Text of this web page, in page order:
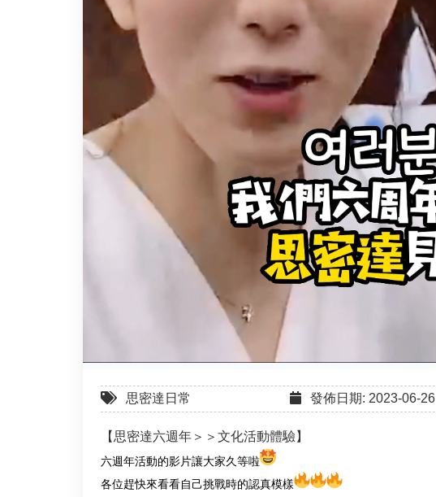
思密達日常 發佈日期: 2023-06-26
【思密達六週年＞＞文化活動體驗】
六週年活動的影片讓大家久等啦
各位趕快來看看自己挑戰時的認真模樣